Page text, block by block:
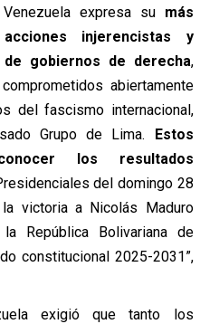
expresa su más
injerencistas y
gobiernos de derecha,
abiertamente
del fascismo internacional,
Grupo de Lima. Estos
los resultados
del domingo 28
victoria a Nicolás Maduro
República Bolivariana de
constitucional 2025-2031”,
exigió que tanto los